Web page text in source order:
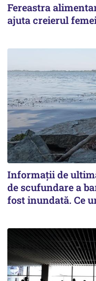
Fereastra
ajuta creierul
Informații de
de scufundare a
fost inundată. Ce